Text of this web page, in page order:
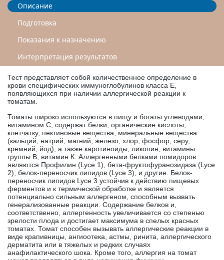
Описание
Подготовка
Показания к назначению
Интерпретация результатов
Тест представляет собой количественное определение в
крови специфических иммуноглобулинов класса E,
появляющихся при наличии аллергической реакции к
томатам.
Томаты широко используются в пищу и богаты углеводами,
витамином С, содержат белки, органические кислоты,
клетчатку, пектиновые вещества, минеральные вещества
(кальций, натрий, магний, железо, хлор, фосфор, серу,
кремний, йод), а также каротиноиды, ликопин, витамины
группы В, витамин К. Аллергенными белками помидоров
являются Профилин (Lyce 1), бета-фруктофуранозидаза (Lyce
2), белок-переносчик липидов (Lyce 3), и другие. Белок-
переносчик липидов Lyce 3 устойчив к действию пищевых
ферментов и к термической обработке и является
потенциально сильным аллергеном, способным вызвать
генерализованные реакции. Содержание белков и,
соответственно, аллергенность увеличивается со степенью
зрелости плода и достигает максимума в спелых красных
томатах. Томат способен вызывать аллергические реакции в
виде крапивницы, ангиоотека, астмы, ринита, аллергического
дерматита или в тяжелых и редких случаях
анафилактического шока. Кроме того, аллергия на томат